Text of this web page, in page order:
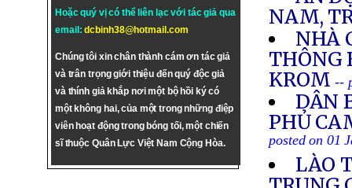
Hoặc quý vị có thể liên lạc với tác giả qua
email:dcbinh38@hotmail.com
Chúng tôi xin chân thành cám ơn tác giả
và trân trọng giới thiệu đến quý độc giả
và thính giả khắp nơi một bộ hồi ký có
một không hai, của một trong những điệp
viên hoạt động trong bóng tối, một chiến
sĩ thuộc Quân Lực Việt Nam Cộng Hòa.
NAM,
NHÀ
THÔNG
KROM --
DÂN
PHỦ
posted on 01
LÀO